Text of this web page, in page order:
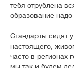
тебя отрублена
образование
Стандарты сидят
настоящего,
часто в регионах